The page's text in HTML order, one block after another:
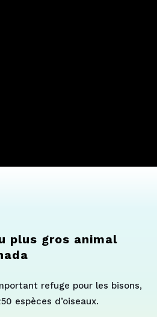
plus gros animal
refuge pour les bisons,
espèces d’oiseaux.